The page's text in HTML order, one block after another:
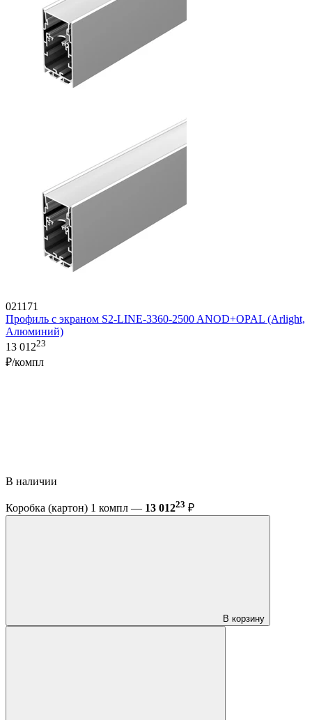
021171
Профиль с экраном S2-LINE-3360-2500 ANOD+OPAL (Arlight,
Алюминий)
13 01223
₽/компл
В наличии
Коробка (картон) 1 компл — 13 01223 ₽
В корзину